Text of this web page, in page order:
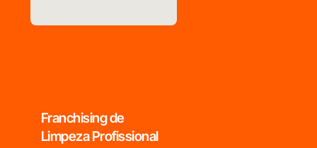
Franchising de
Limpeza Profissional